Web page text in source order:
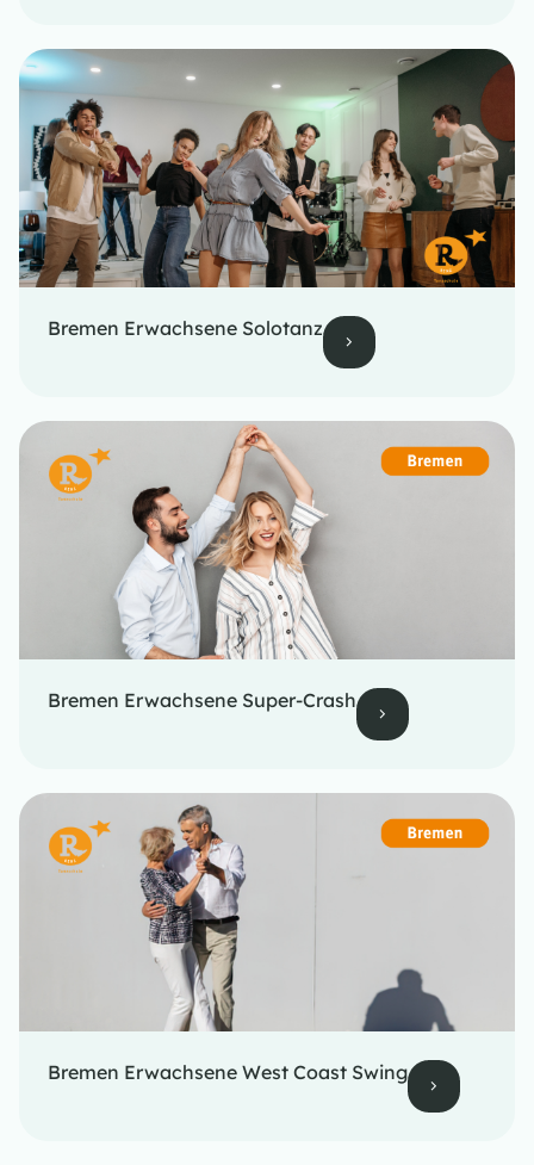
Bremen Erwachsene Solotanz
Bremen Erwachsene Super-Crash
Bremen Erwachsene West Coast Swing